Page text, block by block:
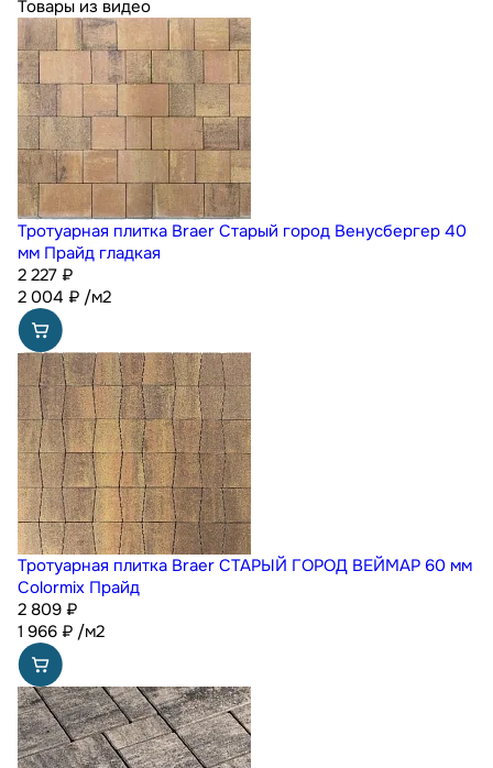
Товары из видео
Тротуарная плитка Braer Старый город Венусбергер 40
мм Прайд гладкая
2 227 ₽
2 004 ₽ /м2
Тротуарная плитка Braer СТАРЫЙ ГОРОД ВЕЙМАР 60 мм
Colormix Прайд
2 809 ₽
1 966 ₽ /м2